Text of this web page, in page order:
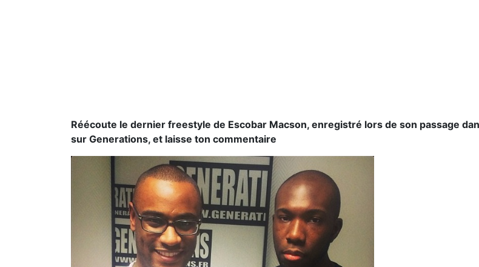
Réécoute le dernier freestyle de Escobar Macson, enregistré lors de son passage
sur Generations, et laisse ton commentaire